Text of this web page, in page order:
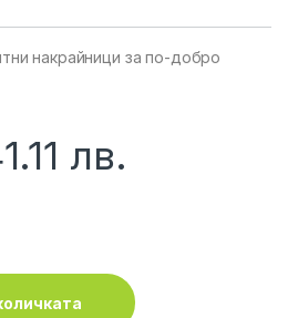
накрайници за по-добро
лв.
кабел HD15 M/M, 6.0 м с